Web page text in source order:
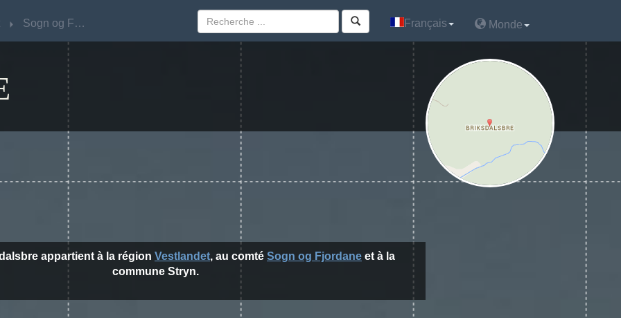
Sogn og Fjordane Français Monde
appartient à la région Vestlandet, au comté Sogn og Fjordane et à la
commune Stryn.
Sogn og Fjordane Français Monde